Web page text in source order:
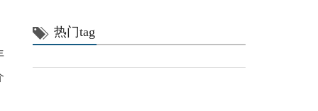
热门tag